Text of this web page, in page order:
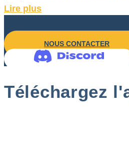
Lire plus
NOUS CONTACTER
Téléchargez